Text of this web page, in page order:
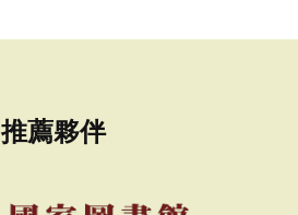
推薦夥伴